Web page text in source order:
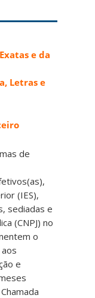
Exatas e da
Letras e
de
(IES),
sediadas e
(CNPJ) no
o
e